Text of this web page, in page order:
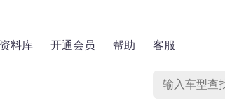
资料库 开通会员 帮助 客服